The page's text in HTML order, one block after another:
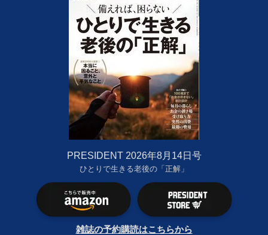
PRESIDENT 2026年8月14日号
ひとりで生きる老後の「正解」
雑誌の予約購読はこちらから